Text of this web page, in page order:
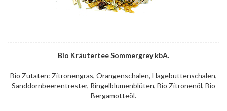
Bio Kräutertee Sommergrey kbA.
Bio Zutaten: Zitronengras, Orangenschalen, Hagebuttenschalen,
Sanddornbeerentrester, Ringelblumenblüten, Bio Zitronenöl, Bio
Bergamotteöl.